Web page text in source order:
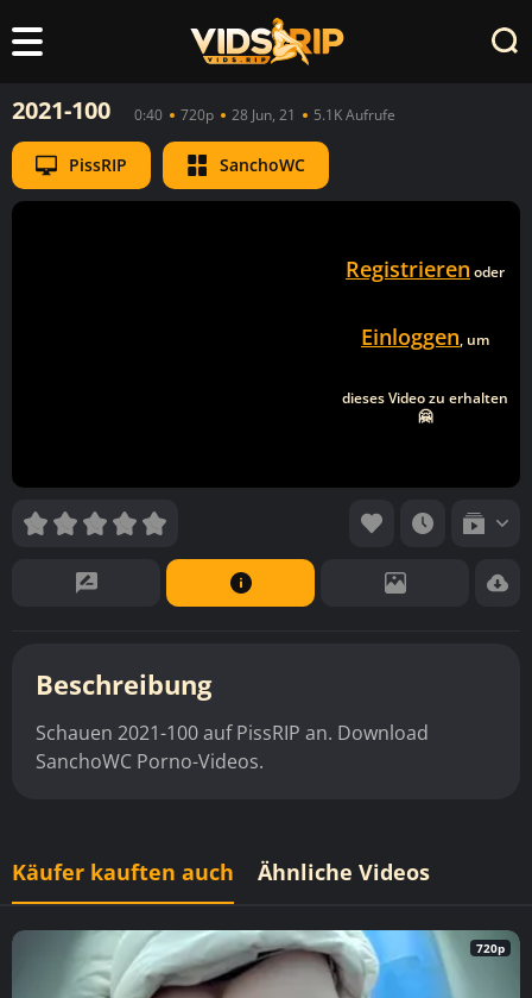
2021-100 0:40 720p 28 Jun, 21 5.1K Aufrufe
PissRIP SanchoWC
Registrieren oder
Einloggen, um
dieses Video zu erhalten
🤗
Beschreibung
Schauen 2021-100 auf PissRIP an. Download
SanchoWC Porno-Videos.
Käufer kauften auch Ähnliche Videos
720p